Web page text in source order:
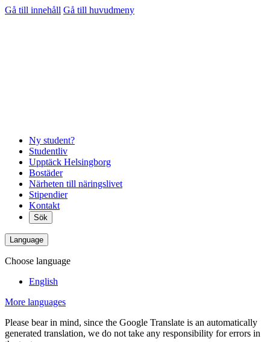
Gå till innehåll Gå till huvudmeny
Ny student?
Studentliv
Upptäck Helsingborg
Bostäder
Närheten till näringslivet
Stipendier
Kontakt
Sök
Language
Choose language
English
More languages
Please bear in mind, since the Google Translate is an automatically
generated translation, we do not take any responsibility for errors in